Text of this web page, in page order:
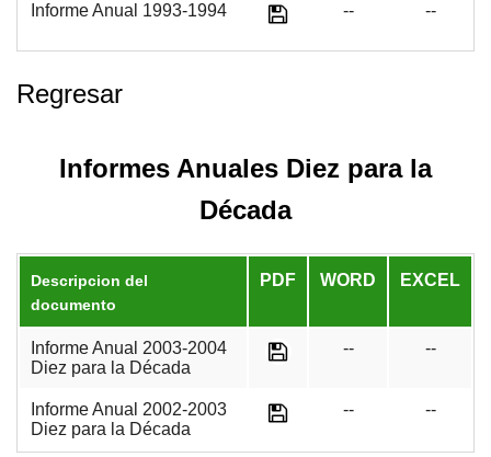
Informe Anual 1993-1994 -- --
Regresar
Informes Anuales Diez para la
Década
Descripcion del
documento
PDF WORD EXCEL
Informe Anual 2003-2004
Diez para la Década
-- --
Informe Anual 2002-2003
Diez para la Década
-- --